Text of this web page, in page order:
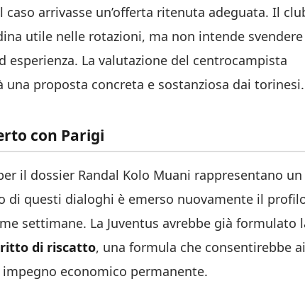
arrivasse un’offerta ritenuta adeguata. Il
utile nelle rotazioni, ma non intende
La valutazione del centrocampista
proposta concreta e sostanziosa dai torinesi.
con Parigi
il dossier Randal Kolo Muani rappresentano un
di questi dialoghi è emerso nuovamente il
settimane. La Juventus avrebbe già formulato
di riscatto, una formula che consentirebbe ai
economico permanente.